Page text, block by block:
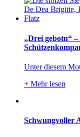
„Drei gebotn“
Unter diesem
+ Mehr lesen
Schwungvoller